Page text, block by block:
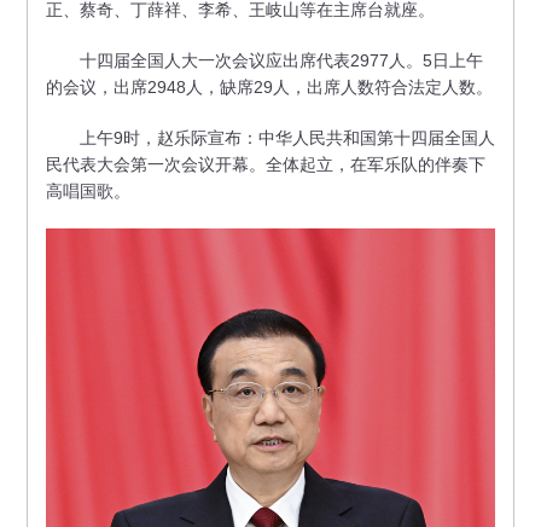
正、蔡奇、丁薛祥、李希、王岐山等在主席台就座。
十四届全国人大一次会议应出席代表2977人。5日上午
的会议，出席2948人，缺席29人，出席人数符合法定人数。
上午9时，赵乐际宣布：中华人民共和国第十四届全国人
民代表大会第一次会议开幕。全体起立，在军乐队的伴奏下
高唱国歌。